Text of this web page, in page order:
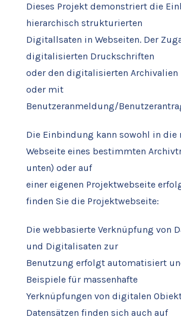
Dieses Projekt demonstriert die
hierarchisch strukturierten
Digitallsaten in Webseiten. Der
digitalisierten Druckschriften
oder den digitalisierten Archivalien
oder mit
Benutzeranmeldung/
Die Einbindung kann sowohl in die
Webseite eines bestimmten
unten) oder auf
einer eigenen Projektwebseite
finden Sie die Projektwebseite:
Die webbasierte Verknüpfung von
und Digitalisaten zur
Benutzung erfolgt automatisiert
Beispiele für massenhafte
Yerknüpfungen von digitalen
Datensätzen finden sich auch auf